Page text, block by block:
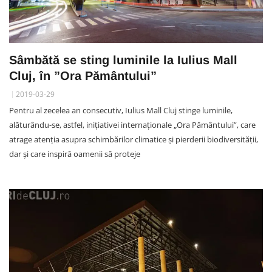
Sâmbătă se sting luminile la Iulius Mall
Cluj, în ”Ora Pământului”
2019-03-29
Pentru al zecelea an consecutiv, Iulius Mall Cluj stinge luminile,
alăturându-se, astfel, iniţiativei internaţionale „Ora Pământului”, care
atrage atenția asupra schimbărilor climatice și pierderii biodiversității,
dar și care inspiră oamenii să proteje